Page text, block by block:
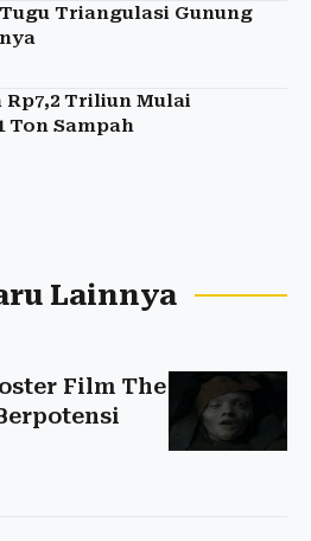
Triangulasi Gunung
Rp7,2 Triliun Mulai
Ton Sampah
Lainnya
Film The